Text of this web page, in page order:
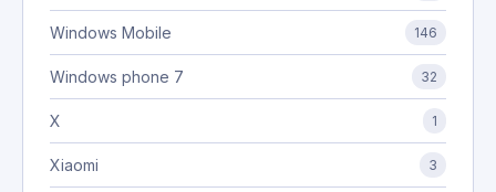
Windows Mobile 146
Windows phone 7 32
X 1
Xiaomi 3